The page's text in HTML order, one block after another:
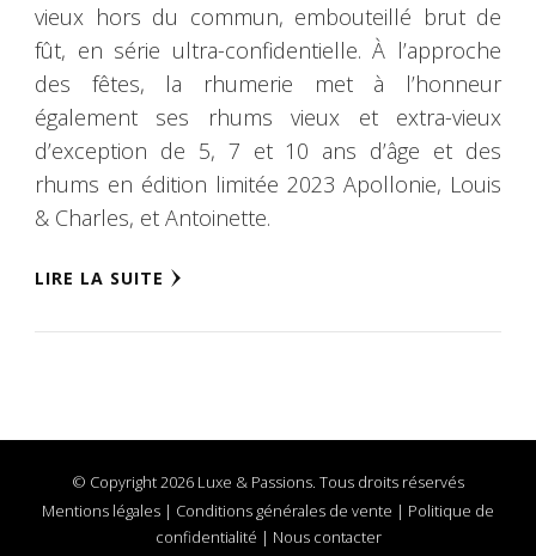
vieux hors du commun, embouteillé brut de
fût, en série ultra-confidentielle. À l’approche
des fêtes, la rhumerie met à l’honneur
également ses rhums vieux et extra-vieux
d’exception de 5, 7 et 10 ans d’âge et des
rhums en édition limitée 2023 Apollonie, Louis
& Charles, et Antoinette.
LIRE LA SUITE
© Copyright 2026 Luxe & Passions. Tous droits réservés
Mentions légales | Conditions générales de vente | Politique de
confidentialité | Nous contacter